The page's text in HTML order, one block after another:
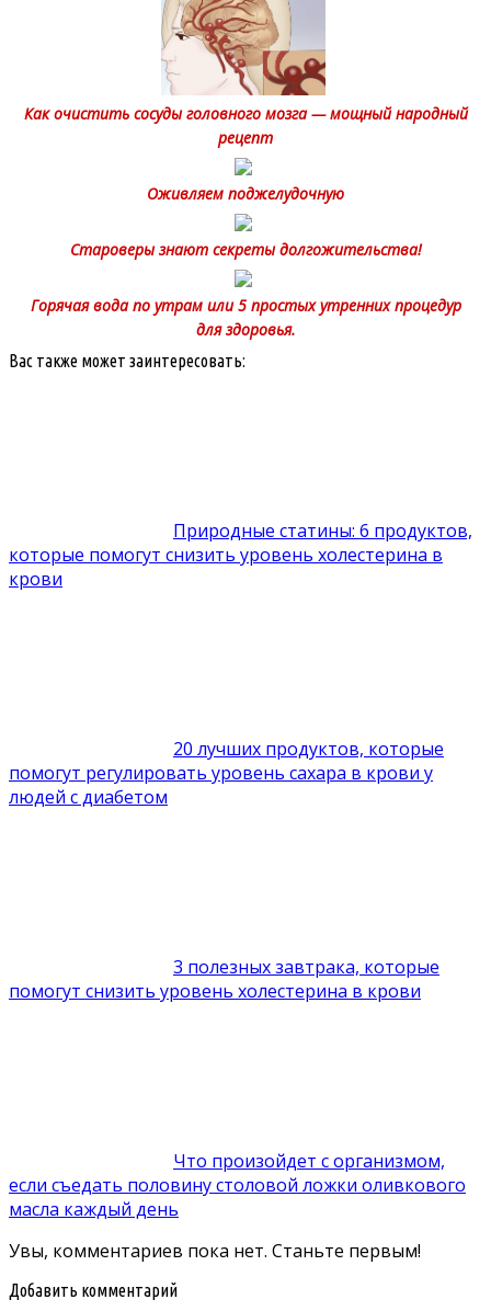
Как очистить сосуды головного мозга — мощный народный
рецепт
Оживляем поджелудочную
Староверы знают секреты долгожительства!
Горячая вода по утрам или 5 простых утренних процедур
для здоровья.
Вас также может заинтересовать:
Природные статины: 6 продуктов,
которые помогут снизить уровень холестерина в
крови
20 лучших продуктов, которые
помогут регулировать уровень сахара в крови у
людей с диабетом
3 полезных завтрака, которые
помогут снизить уровень холестерина в крови
Что произойдет с организмом,
если съедать половину столовой ложки оливкового
масла каждый день
Увы, комментариев пока нет. Станьте первым!
Добавить комментарий